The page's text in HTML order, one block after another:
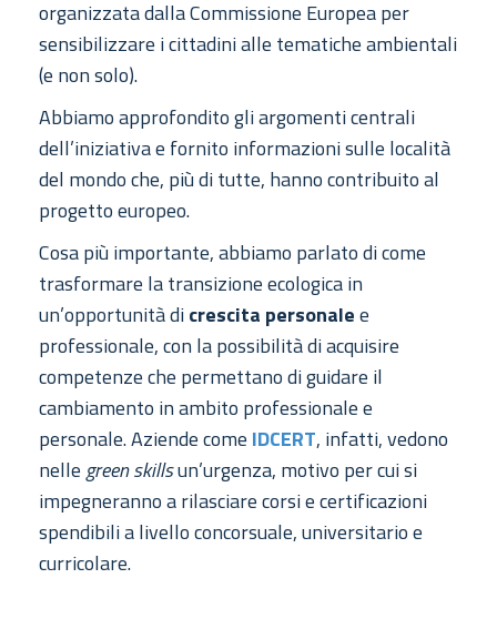
organizzata dalla Commissione Europea per
sensibilizzare i cittadini alle tematiche ambientali
(e non solo).
Abbiamo approfondito gli argomenti centrali
dell’iniziativa e fornito informazioni sulle località
del mondo che, più di tutte, hanno contribuito al
progetto europeo.
Cosa più importante, abbiamo parlato di come
trasformare la transizione ecologica in
un’opportunità dicrescita personalee
professionale, con la possibilità di acquisire
competenze che permettano di guidare il
cambiamento in ambito professionale e
personale. Aziende come IDCERT, infatti, vedono
nellegreen skillsun’urgenza, motivo per cui si
impegneranno a rilasciare corsi e certificazioni
spendibili a livello concorsuale, universitario e
curricolare.